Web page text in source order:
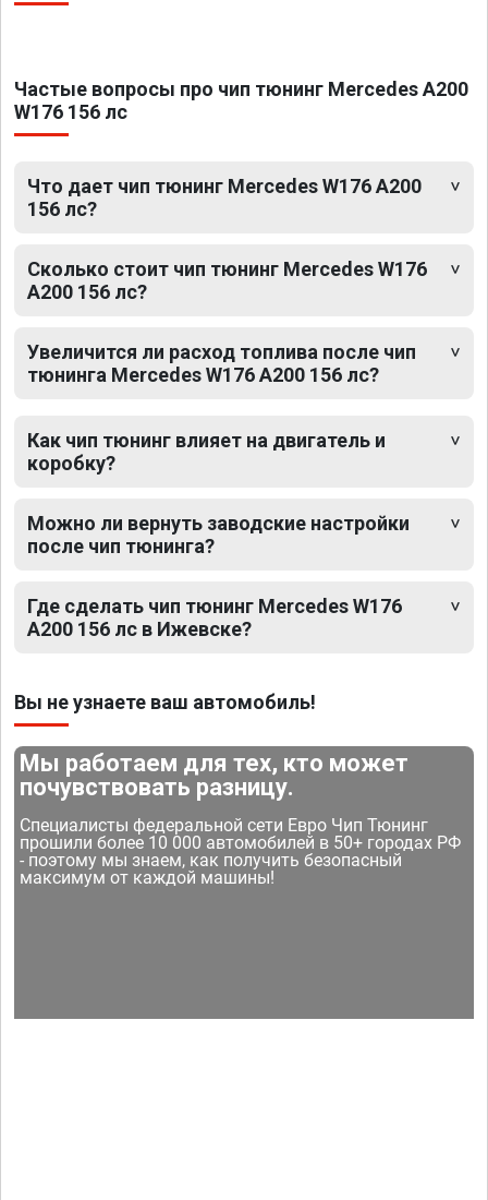
Частые вопросы про чип тюнинг Mercedes A200
W176 156 лс
Что дает чип тюнинг Mercedes W176 A200
156 лс?
Сколько стоит чип тюнинг Mercedes W176
A200 156 лс?
Увеличится ли расход топлива после чип
тюнинга Mercedes W176 A200 156 лс?
Как чип тюнинг влияет на двигатель и
коробку?
Можно ли вернуть заводские настройки
после чип тюнинга?
Где сделать чип тюнинг Mercedes W176
A200 156 лс в Ижевске?
Вы не узнаете ваш автомобиль!
Мы работаем для тех, кто может
почувствовать разницу.
Специалисты федеральной сети Евро Чип Тюнинг
прошили более 10 000 автомобилей в 50+ городах РФ
- поэтому мы знаем, как получить безопасный
максимум от каждой машины!